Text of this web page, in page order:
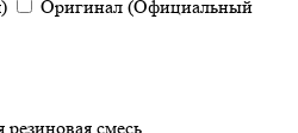
Оригинал (Официальный
резиновая смесь